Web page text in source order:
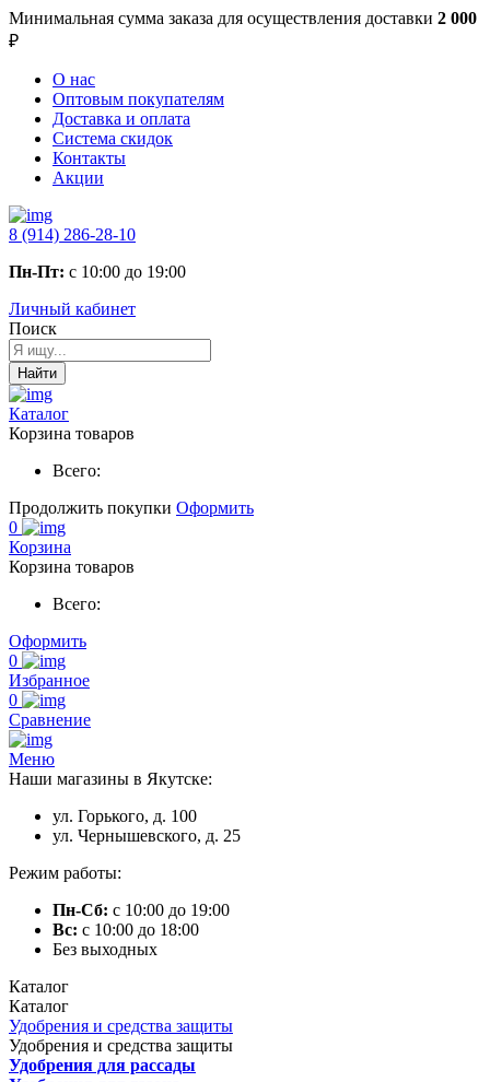
Минимальная сумма заказа для осуществления доставки 2 000
₽
О нас
Оптовым покупателям
Доставка и оплата
Система скидок
Контакты
Акции
8 (914) 286-28-10
Пн-Пт: с 10:00 до 19:00
Личный кабинет
Поиск
Найти
Каталог
Корзина товаров
Всего:
Продолжить покупки Оформить
0
Корзина
Корзина товаров
Всего:
Оформить
0
Избранное
0
Сравнение
Меню
Наши магазины в Якутске:
ул. Горького, д. 100
ул. Чернышевского, д. 25
Режим работы:
Пн-Сб: с 10:00 до 19:00
Вс: с 10:00 до 18:00
Без выходных
Каталог
Каталог
Удобрения и средства защиты
Удобрения и средства защиты
Удобрения для рассады